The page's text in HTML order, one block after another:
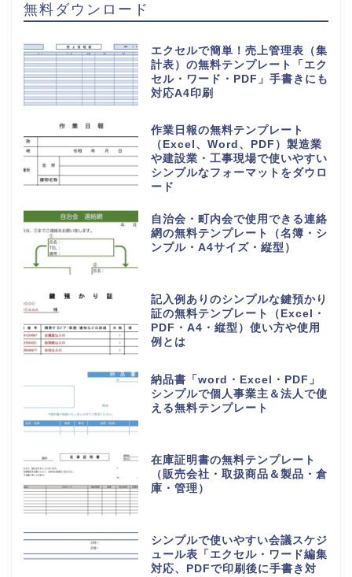
無料ダウンロード
エクセルで簡単！売上管理表（集
計表）の無料テンプレート「エク
セル・ワード・PDF」手書きにも
対応A4印刷
作業日報の無料テンプレート
（Excel、Word、PDF）製造業
や建設業・工事現場で使いやすい
シンプルなフォーマットをダウロ
ード
自治会・町内会で使用できる連絡
網の無料テンプレート（名簿・シ
ンプル・A4サイズ・縦型）
記入例ありのシンプルな鍵預かり
証の無料テンプレート（Excel・
PDF・A4・縦型）使い方や使用
例とは
納品書「word・Excel・PDF」
シンプルで個人事業主＆法人で使
える無料テンプレート
在庫証明書の無料テンプレート
（販売会社・取扱商品＆製品・倉
庫・管理）
シンプルで使いやすい会議スケジ
ュール表「エクセル・ワード編集
対応、PDFで印刷後に手書き対